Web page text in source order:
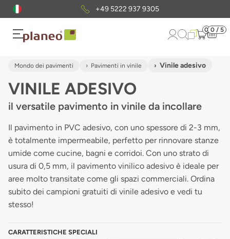
Pacchetto di campionigratuiti
0 0 / 5
Mondo dei pavimenti Pavimenti in vinile Vinile adesivo
VINILE ADESIVO
il versatile pavimento in vinile da incollare
Il pavimento in PVC adesivo, con uno spessore di 2-3 mm,
è totalmente impermeabile, perfetto per rinnovare stanze
umide come cucine, bagni e corridoi. Con uno strato di
usura di 0,5 mm, il pavimento vinilico adesivo è ideale per
aree molto transitate come gli spazi commerciali. Ordina
subito dei campioni gratuiti di vinile adesivo e vedi tu
stesso!
CARATTERISTICHE SPECIALI